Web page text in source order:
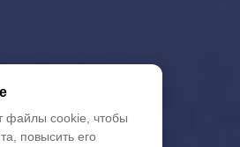
файлы cookie, чтобы
повысить его